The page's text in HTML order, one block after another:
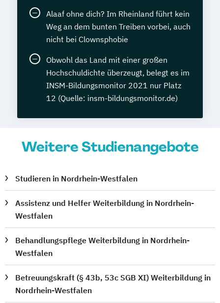
Alaaf ohne dich? Im Rheinland führt kein
Weg an dem bunten Treiben vorbei, auch
nicht bei Clownsphobie
Obwohl das Land mit einer großen
Hochschuldichte überzeugt, belegt es im
INSM-Bildungsmonitor 2021 nur Platz
12 (Quelle: insm-bildungsmonitor.de)
Weitere Studienangebote
Studieren in Nordrhein-Westfalen
Assistenz und Helfer Weiterbildung in Nordrhein-
Westfalen
Behandlungspflege Weiterbildung in Nordrhein-
Westfalen
Betreuungskraft (§ 43b, 53c SGB XI) Weiterbildung in
Nordrhein-Westfalen